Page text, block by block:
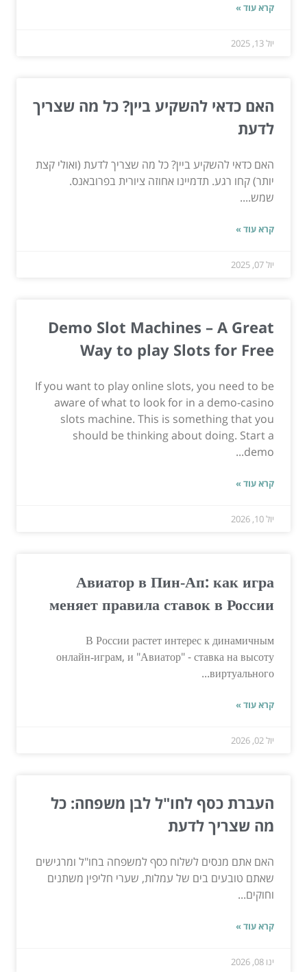
קרא עוד »
יול 13, 2025
האם כדאי להשקיע ביין? כל מה שצריך
לדעת
האם כדאי להשקיע ביין? כל מה שצריך לדעת (ואולי קצת
יותר) קחו רגע. תדמיינו אחוזה ציורית בפרובאנס.
שמש....
קרא עוד »
יול 07, 2025
Demo Slot Machines – A Great
Way to play Slots for Free
If you want to play online slots, you need to be
aware of what to look for in a demo-casino
slots machine. This is something that you
should be thinking about doing. Start a
demo...
קרא עוד »
יול 10, 2026
Авиатор в Пин‑Ап: как игра
меняет правила ставок в России
В России растет интерес к динамичным
онлайн‑играм, и "Авиатор" - ставка на высоту
виртуального...
קרא עוד »
יול 02, 2026
העברת כסף לחו"ל לבן משפחה: כל
מה שצריך לדעת
האם אתם מנסים לשלוח כסף למשפחה בחו"ל ומרגישים
שאתם טובעים בים של עמלות, שערי חליפין משתנים
וחוקים...
קרא עוד »
ינו 08, 2026